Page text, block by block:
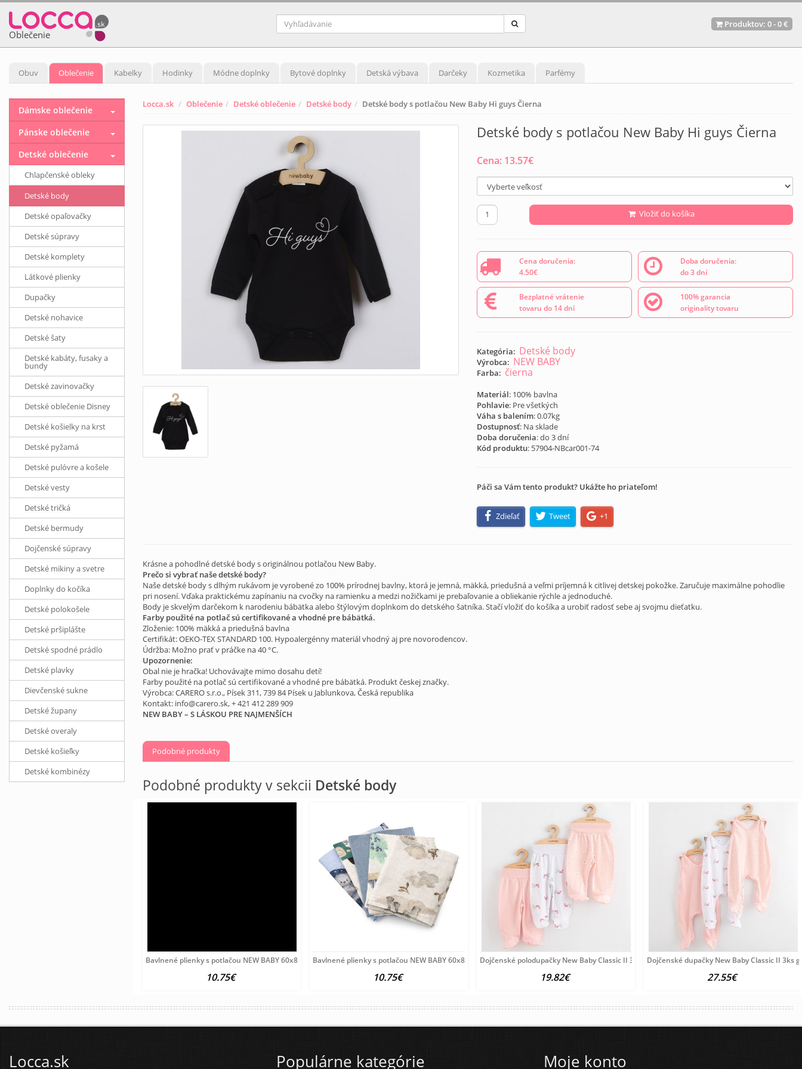
Oblečenie
Produktov: 0-0 €
Obuv Oblečenie Kabelky Hodinky Módne doplnky Bytové doplnky Detská výbava Darčeky Kozmetika Parfémy
Locca.sk Oblečenie Detské oblečenie Detské body Detské body s potlačou New Baby Hi guys Čierna
Detské body s potlačou New Baby Hi guys Čierna
Cena: 13.57€
Vložiť do košíka
Cena doručenia:
4.50€
Doba doručenia:
do 3 dní
Bezplatné vrátenie
tovaru do 14 dní
100% garancia
originality tovaru
Kategória: Detské body
Výrobca: NEW BABY
Farba: čierna
Materiál: 100% bavlna
Pohlavie: Pre všetkých
Váha s balením: 0.07kg
Dostupnosť: Na sklade
Doba doručenia: do 3 dní
Kód produktu: 57904-NBcar001-74
Páči sa Vám tento produkt? Ukážte ho priateľom!
Zdieľať Tweet +1
Krásne a pohodlné detské body s originálnou potlačou New Baby.
Prečo si vybrať naše detské body?
Naše detské body s dlhým rukávom je vyrobené zo 100% prírodnej bavlny, ktorá je jemná, mäkká, priedušná a veľmi príjemná k citlivej detskej pokožke. Zaručuje maximálne pohodlie
pri nosení. Vďaka praktickému zapínaniu na cvočky na ramienku a medzi nožičkami je prebaľovanie a obliekanie rýchle a jednoduché.
Body je skvelým darčekom k narodeniu bábätka alebo štýlovým doplnkom do detského šatníka. Stačí vložiť do košíka a urobiť radosť sebe aj svojmu dieťatku.
Farby použité na potlač sú certifikované a vhodné pre bábätká.
Zloženie: 100% mäkká a priedušná bavlna
Certifikát: OEKO-TEX STANDARD 100. Hypoalergénny materiál vhodný aj pre novorodencov.
Údržba: Možno prať v práčke na 40 °C.
Upozornenie:
Obal nie je hračka! Uchovávajte mimo dosahu detí!
Farby použité na potlač sú certifikované a vhodné pre bábätká. Produkt českej značky.
Výrobca: CARERO s.r.o., Písek 311, 739 84 Písek u Jablunkova, Česká republika
Kontakt: info@carero.sk, + 421 412 289 909
NEW BABY – S LÁSKOU PRE NAJMENŠÍCH
Podobné produkty
Podobné produkty v sekcii Detské body
Bavlnené plienky s potlačou NEW BABY 60x80 cm STANDARD GIRL
10.75€
Bavlnené plienky s potlačou NEW BABY 60x80 cm STANDARD BOY
10.75€
Dojčenské polodupačky New Baby Classic II 3ks girl ružová
19.82€
Dojčenské dupačky New Baby Classic II 3ks
27.55€
Dámske oblečenie
Pánske oblečenie
Detské oblečenie
Chlapčenské obleky
Detské body
Detské opaľovačky
Detské súpravy
Detské komplety
Látkové plienky
Dupačky
Detské nohavice
Detské šaty
Detské kabáty, fusaky a
bundy
Detské zavinovačky
Detské oblečenie Disney
Detské košielky na krst
Detské pyžamá
Detské pulóvre a košele
Detské vesty
Detské tričká
Detské bermudy
Dojčenské súpravy
Detské mikiny a svetre
Doplnky do kočíka
Detské polokošele
Detské pršiplášte
Detské spodné prádlo
Detské plavky
Dievčenské sukne
Detské župany
Detské overaly
Detské košieľky
Detské kombinézy
Locca.sk Populárne kategórie Moje konto